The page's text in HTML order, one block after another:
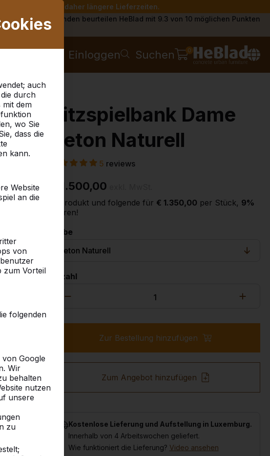
Sie daher längere Lieferzeiten.
auch
durch
mit dem
wo Sie
dass die
kann.
Website
an die
von
zum Vorteil
folgenden
Google
Wir
behalten
nutzen
unsere
zu
Kunden beurteilen HeBlad mit 9.3 von 10 möglichen Punkten
Einloggen Suchen 0
Sitzspielbank Dame
Beton Naturell
5 reviews
€ 1.500,00
2. Produkt und folgende für € 1.350,00 per Stück, 9%
sparen!
Farbe
Anzahl
Zur Bestellung hinzufügen
Zum Angebot hinzufügen
Kostenlose Lieferung und Aufstellung in Luxemburg.
Innerhalb von 4 Arbeitswochen geliefert.
Wie funktioniert die Lieferung? Video ansehen